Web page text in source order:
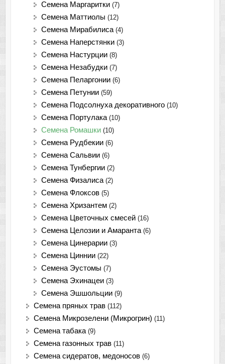
Семена Маргаритки (7)
Семена Маттиолы (12)
Семена Мирабилиса (4)
Семена Наперстянки (3)
Семена Настурции (8)
Семена Незабудки (7)
Семена Пеларгонии (6)
Семена Петунии (59)
Семена Подсолнуха декоративного (10)
Семена Портулака (10)
Семена Ромашки (10)
Семена Рудбекии (6)
Семена Сальвии (6)
Семена Тунбергии (2)
Семена Физалиса (2)
Семена Флоксов (5)
Семена Хризантем (2)
Семена Цветочных смесей (16)
Семена Целозии и Амаранта (6)
Семена Цинерарии (3)
Семена Циннии (22)
Семена Эустомы (7)
Семена Эхинацеи (3)
Семена Эшшольции (9)
Семена пряных трав (112)
Семена Микрозелени (Микрогрин) (11)
Семена табака (9)
Семена газонных трав (11)
Семена сидератов, медоносов (6)